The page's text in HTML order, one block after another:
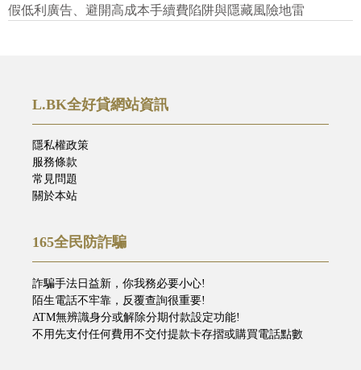
假低利廣告、避開高成本手續費陷阱與隱藏風險地雷
L.BK全好貸網站資訊
隱私權政策
服務條款
常見問題
關於本站
165全民防詐騙
詐騙手法日益新，你我務必要小心!
陌生電話不牢靠，反覆查詢很重要!
ATM無辨識身分或解除分期付款設定功能!
不用先支付任何費用不交付提款卡存摺或購買電話點數